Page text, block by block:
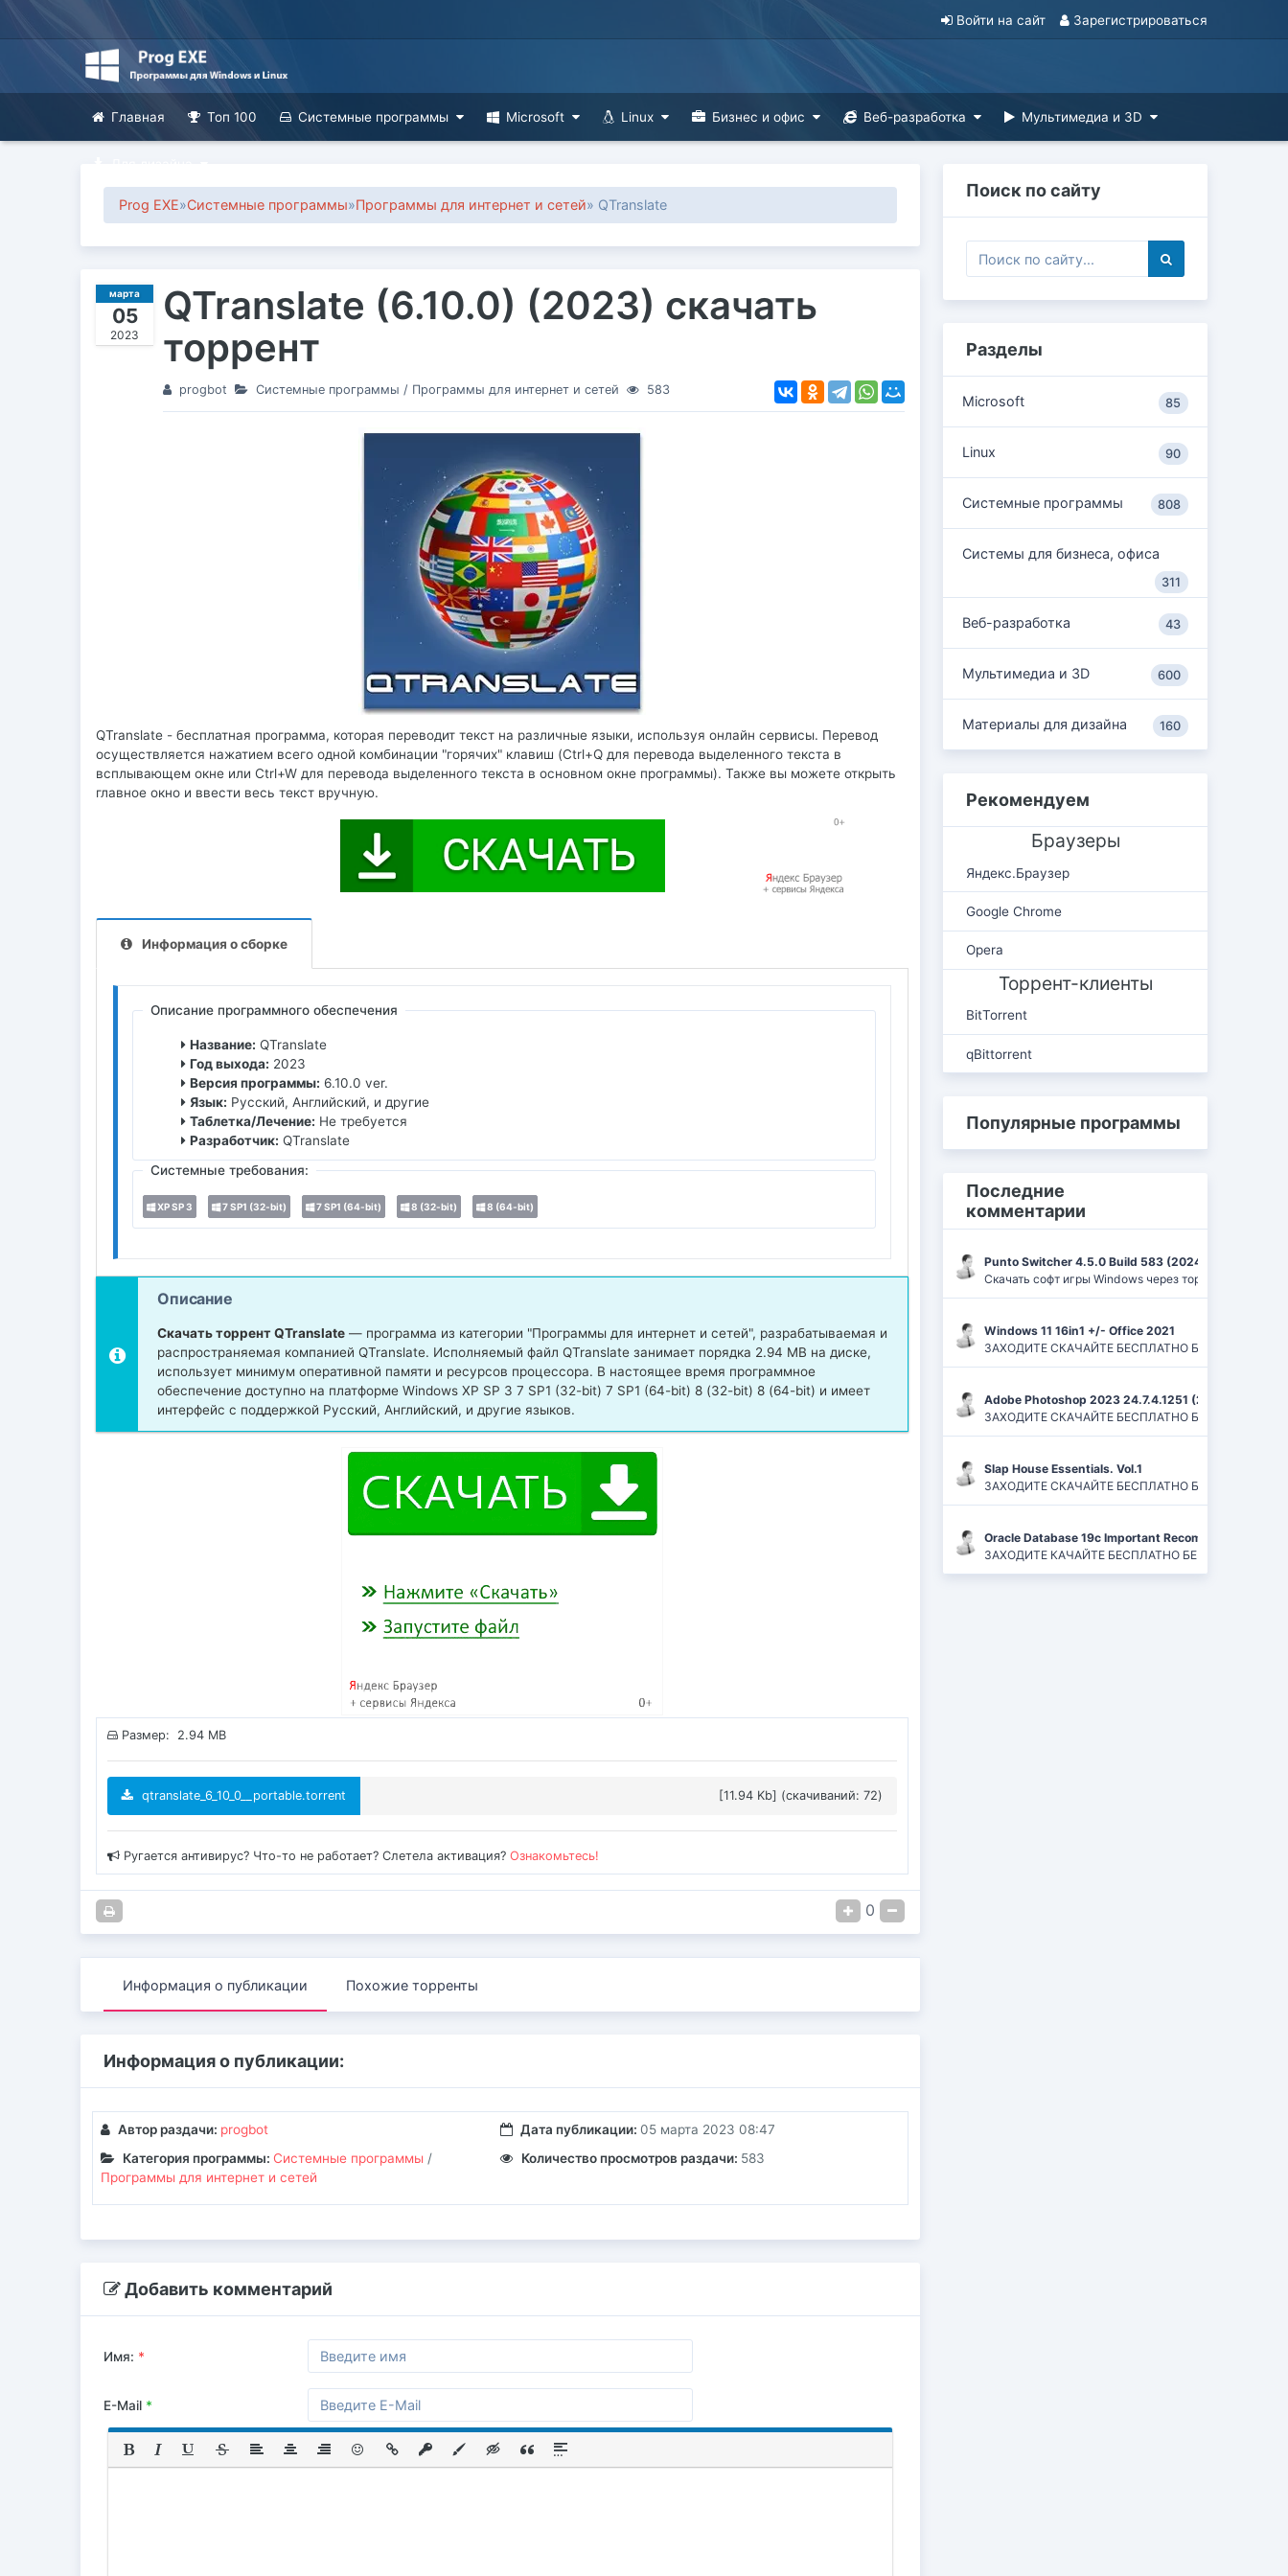
Войти на сайт Зарегистрироваться
Главная Топ 100 Системные программы Microsoft Linux Бизнес и офис Веб-разработка Мультимедиа и 3D
Prog EXE»Системные программы»Программы для интернет и сетей» QTranslate
марта
05
2023
QTranslate (6.10.0) (2023) скачать
торрент
progbot Системные программы / Программы для интернет и сетей 583
QTranslate - бесплатная программа, которая переводит текст на различные языки, используя онлайн сервисы. Перевод
осуществляется нажатием всего одной комбинации "горячих" клавиш (Ctrl+Q для перевода выделенного текста в
всплывающем окне или Ctrl+W для перевода выделенного текста в основном окне программы). Также вы можете открыть
главное окно и ввести весь текст вручную.
Информация о сборке
Описание программного обеспечения
Название: QTranslate
Год выхода: 2023
Версия программы: 6.10.0 ver.
Язык: Русский, Английский, и другие
Таблетка/Лечение: Не требуется
Разработчик: QTranslate
Системные требования:
XP SP 3 7 SP1 (32-bit) 7 SP1 (64-bit) 8 (32-bit) 8 (64-bit)
Описание
Скачать торрент QTranslate — программа из категории "Программы для интернет и сетей", разрабатываемая и
распространяемая компанией QTranslate. Исполняемый файл QTranslate занимает порядка 2.94 MB на диске,
использует минимум оперативной памяти и ресурсов процессора. В настоящее время программное
обеспечение доступно на платформе Windows XP SP 3 7 SP1 (32-bit) 7 SP1 (64-bit) 8 (32-bit) 8 (64-bit) и имеет
интерфейс с поддержкой Русский, Английский, и другие языков.
Размер: 2.94 MB
qtranslate_6_10_0__portable.torrent [11.94 Kb] (cкачиваний: 72)
Ругается антивирус? Что-то не работает? Слетела активация?Ознакомьтесь!
0
Информация о публикации Похожие торренты
Информация о публикации:
Автор раздачи: progbot Дата публикации: 05 марта 2023 08:47
Категория программы: Системные программы /
Программы для интернет и сетей
Количество просмотров раздачи: 583
Добавить комментарий
Имя: *
E-Mail *
Поиск по сайту
Разделы
Microsoft 85
Linux 90
Системные программы 808
Системы для бизнеса, офиса
311
Веб-разработка 43
Мультимедиа и 3D 600
Материалы для дизайна 160
Рекомендуем
Браузеры
Яндекс.Браузер
Google Chrome
Opera
Торрент-клиенты
BitTorrent
qBittorrent
Популярные программы
Последние
комментарии
Punto Switcher 4.5.0 Build 583 (2024) РС | RePack
Скачать софт игры Windows через торрент Ufrag:
Windows 11 16in1 +/- Office 2021
ЗАХОДИТЕ СКАЧАЙТЕ БЕСПЛАТНО БЕЗ
Adobe Photoshop 2023 24.7.4.1251 (2024) PC |
ЗАХОДИТЕ СКАЧАЙТЕ БЕСПЛАТНО БЕЗ
Slap House Essentials. Vol.1
ЗАХОДИТЕ СКАЧАЙТЕ БЕСПЛАТНО БЕЗ
Oracle Database 19c Important Recommended One-
ЗАХОДИТЕ КАЧАЙТЕ БЕСПЛАТНО БЕЗ РЕГИСТРАЦИЙ